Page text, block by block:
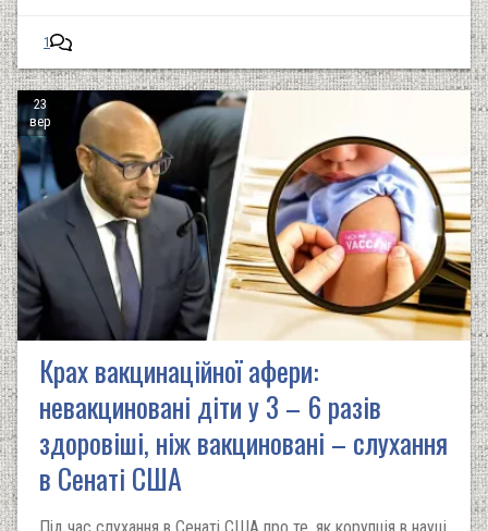
1
23
вер
Крах вакцинаційної афери:
невакциновані діти у 3 – 6 разів
здоровіші, ніж вакциновані – слухання
в Сенаті США